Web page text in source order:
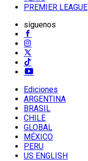
PREMIER LEAGUE
síguenos
Ediciones
ARGENTINA
BRASIL
CHILE
GLOBAL
MÉXICO
PERU
US ENGLISH